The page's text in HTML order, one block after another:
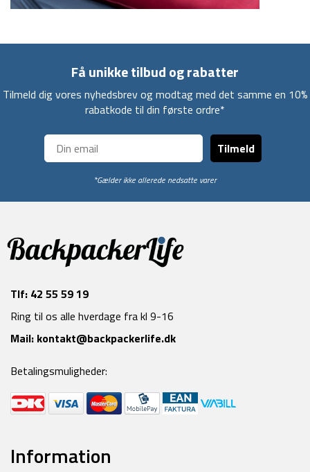
Få unikke tilbud og rabatter
Tilmeld dig vores nyhedsbrev og modtag med det samme en 10%
rabatkode til din første ordre*
Tilmeld
*Gælder ikke allerede nedsatte varer
Tlf: 42 55 59 19
Ring til os alle hverdage fra kl 9-16
Mail: kontakt@backpackerlife.dk
Betalingsmuligheder:
Information